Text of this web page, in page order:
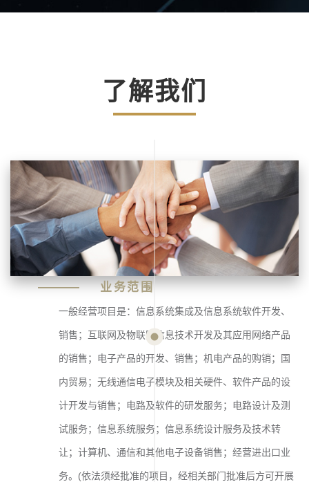
了解我们
业务范围
一般经营项目是：信息系统集成及信息系统软件开发、
销售；互联网及物联网信息技术开发及其应用网络产品
的销售；电子产品的开发、销售；机电产品的购销；国
内贸易；无线通信电子模块及相关硬件、软件产品的设
计开发与销售；电路及软件的研发服务；电路设计及测
试服务；信息系统服务；信息系统设计服务及技术转
让；计算机、通信和其他电子设备销售；经营进出口业
务。(依法须经批准的项目，经相关部门批准后方可开展